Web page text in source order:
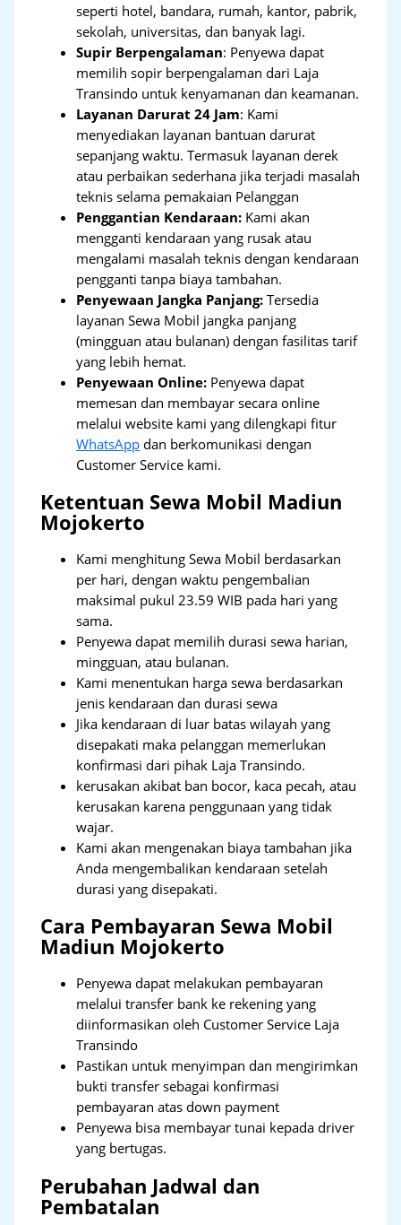
seperti hotel, bandara, rumah, kantor, pabrik,
sekolah, universitas, dan banyak lagi.
Supir Berpengalaman: Penyewa dapat
memilih sopir berpengalaman dari Laja
Transindo untuk kenyamanan dan keamanan.
Layanan Darurat 24 Jam: Kami
menyediakan layanan bantuan darurat
sepanjang waktu. Termasuk layanan derek
atau perbaikan sederhana jika terjadi masalah
teknis selama pemakaian Pelanggan
Penggantian Kendaraan: Kami akan
mengganti kendaraan yang rusak atau
mengalami masalah teknis dengan kendaraan
pengganti tanpa biaya tambahan.
Penyewaan Jangka Panjang: Tersedia
layanan Sewa Mobil jangka panjang
(mingguan atau bulanan) dengan fasilitas tarif
yang lebih hemat.
Penyewaan Online: Penyewa dapat
memesan dan membayar secara online
melalui website kami yang dilengkapi fitur
WhatsApp dan berkomunikasi dengan
Customer Service kami.
Ketentuan Sewa Mobil Madiun
Mojokerto
Kami menghitung Sewa Mobil berdasarkan
per hari, dengan waktu pengembalian
maksimal pukul 23.59 WIB pada hari yang
sama.
Penyewa dapat memilih durasi sewa harian,
mingguan, atau bulanan.
Kami menentukan harga sewa berdasarkan
jenis kendaraan dan durasi sewa
Jika kendaraan di luar batas wilayah yang
disepakati maka pelanggan memerlukan
konfirmasi dari pihak Laja Transindo.
kerusakan akibat ban bocor, kaca pecah, atau
kerusakan karena penggunaan yang tidak
wajar.
Kami akan mengenakan biaya tambahan jika
Anda mengembalikan kendaraan setelah
durasi yang disepakati.
Cara Pembayaran Sewa Mobil
Madiun Mojokerto
Penyewa dapat melakukan pembayaran
melalui transfer bank ke rekening yang
diinformasikan oleh Customer Service Laja
Transindo
Pastikan untuk menyimpan dan mengirimkan
bukti transfer sebagai konfirmasi
pembayaran atas down payment
Penyewa bisa membayar tunai kepada driver
yang bertugas.
Perubahan Jadwal dan
Pembatalan